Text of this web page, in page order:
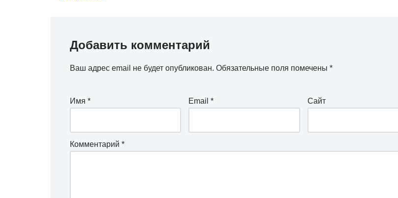
Добавить комментарий
Ваш адрес email не будет опубликован. Обязательные поля помечены *
Имя * Email* Сайт
Комментарий *